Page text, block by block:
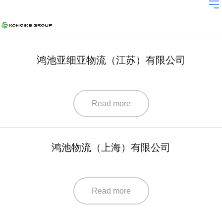
鸿池亚细亚物流（江苏）有限公司
Read more
鸿池物流（上海）有限公司
Read more